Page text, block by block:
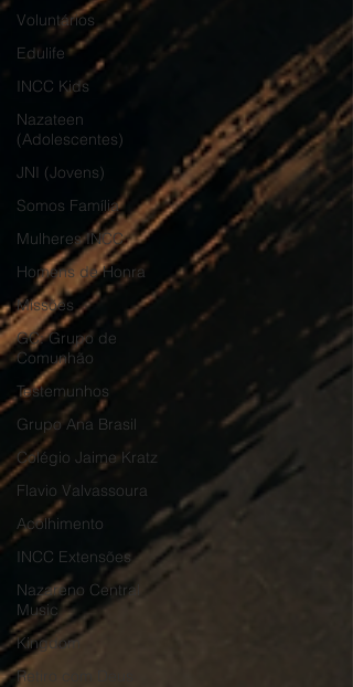
Voluntários
Edulife
INCC Kids
Nazateen
(Adolescentes)
JNI (Jovens)
Somos Família
Mulheres INCC
Homens de Honra
Missões
GC: Grupo de
Comunhão
Testemunhos
Grupo Ana Brasil
Colégio Jaime Kratz
Flavio Valvassoura
Acolhimento
INCC Extensões
Nazareno Central
Music
Kingdom
Retiro com Deus